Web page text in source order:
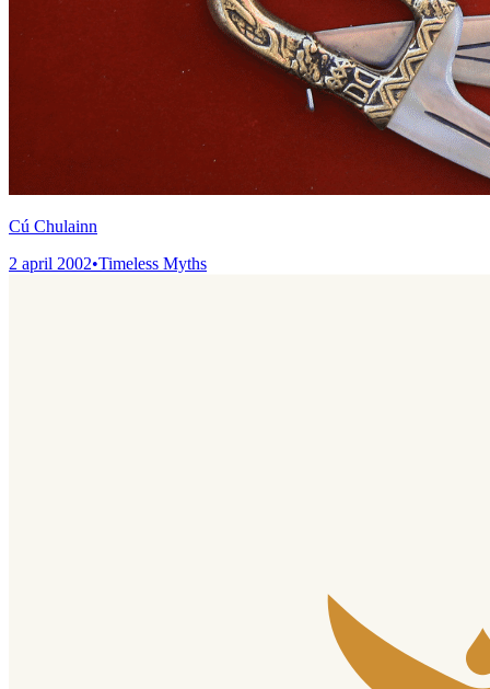
Cú Chulainn
2 april 2002•Timeless Myths